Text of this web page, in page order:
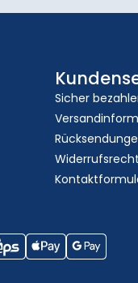
Sicher
Widerrufsrecht